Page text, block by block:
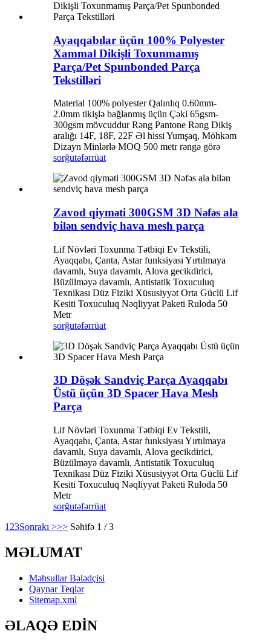
Ayaqqabılar üçün 100% Polyester
Xammal Dikişli Toxunmamış
Parça/Pet Spunbonded Parça
Tekstilləri
Material 100% polyester Qalınlıq 0.60mm-
2.0mm tikişlə bağlanmış üçün Çəki 65gsm-
300gsm mövcuddur Rəng Pantone Rəng Dikiş
aralığı 14F, 18F, 22F Əl hissi Yumşaq, Möhkəm
Dizayn Minlərlə MOQ 500 metr rəngə görə
sorğutəfərrüat
Zavod qiyməti 300GSM 3D Nəfəs ala
bilən sendviç hava mesh parça
Lif Növləri Toxunma Tətbiqi Ev Tekstili,
Ayaqqabı, Çanta, Astar funksiyası Yırtılmaya
davamlı, Suya davamlı, Alova gecikdirici,
Büzülməyə davamlı, Antistatik Toxuculuq
Texnikası Düz ​​Fiziki Xüsusiyyət Orta Güclü Lif
Kesiti Toxuculuq Nəqliyyat Paketi Ruloda 50
Metr
sorğutəfərrüat
3D Döşək Sandviç Parça Ayaqqabı
Üstü üçün 3D Spacer Hava Mesh
Parça
Lif Növləri Toxunma Tətbiqi Ev Tekstili,
Ayaqqabı, Çanta, Astar funksiyası Yırtılmaya
davamlı, Suya davamlı, Alova gecikdirici,
Büzülməyə davamlı, Antistatik Toxuculuq
Texnikası Düz ​​Fiziki Xüsusiyyət Orta Güclü Lif
Kesiti Toxuculuq Nəqliyyat Paketi Ruloda 50
Metr
sorğutəfərrüat
1 23Sonrakı >>> Səhifə 1 / 3
MƏLUMAT
Məhsullar Bələdçisi
Qaynar Teqlər
Sitemap.xml
ƏLAQƏ EDİN